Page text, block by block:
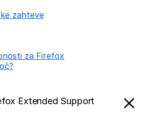
zahteve
za Firefox
Extended Support